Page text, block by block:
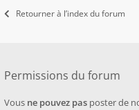
Retourner à l’index du forum
Permissions du forum
Vous ne pouvez pas poster de